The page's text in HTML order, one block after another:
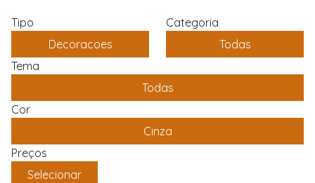
Tipo
Decoracoes
Categoria
Todas
Tema
Todas
Cor
Cinza
Preços
Selecionar